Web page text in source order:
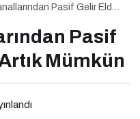
Pasif Gelir Elde
Pasif
Mümkün